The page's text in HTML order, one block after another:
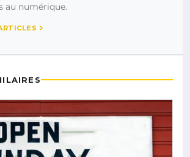
au numérique.